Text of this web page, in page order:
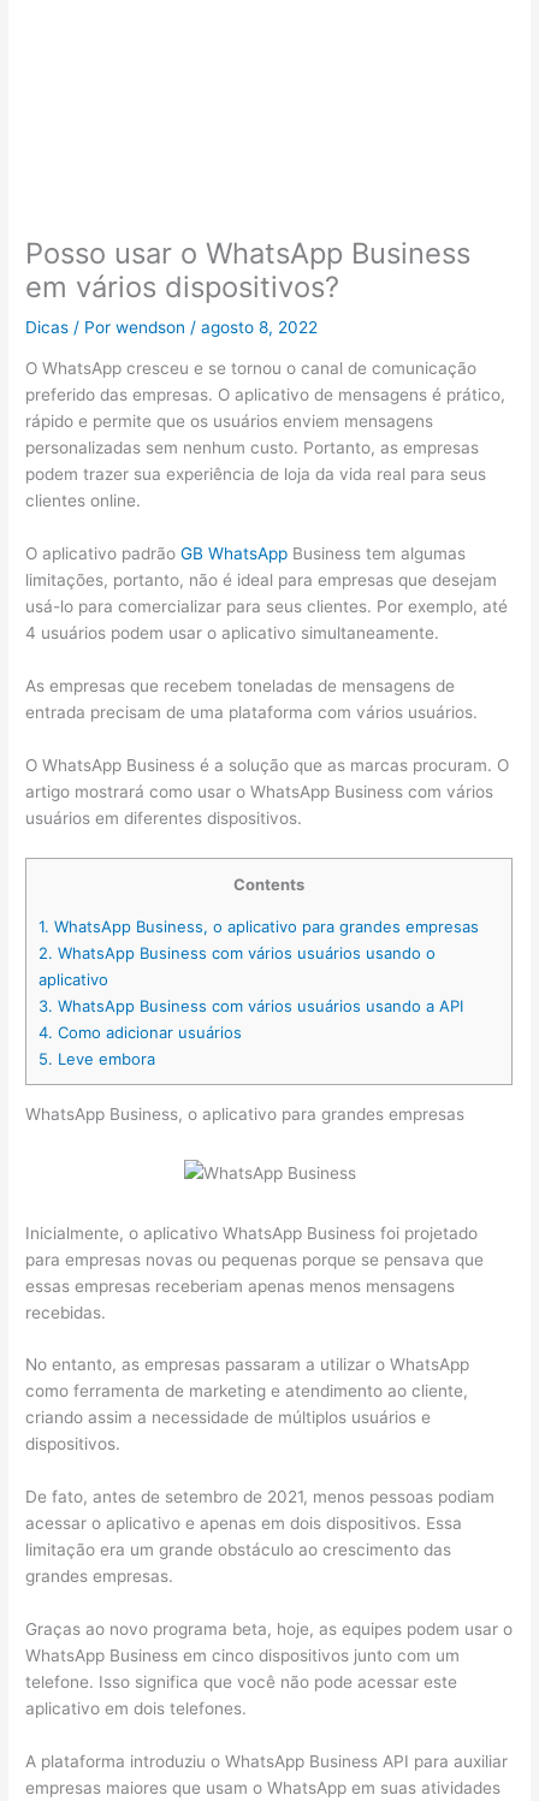
Posso usar o WhatsApp Business
em vários dispositivos?
Dicas / Porwendson /agosto 8, 2022
O WhatsApp cresceu e se tornou o canal de comunicação
preferido das empresas. O aplicativo de mensagens é prático,
rápido e permite que os usuários enviem mensagens
personalizadas sem nenhum custo. Portanto, as empresas
podem trazer sua experiência de loja da vida real para seus
clientes online.
O aplicativo padrãoGB WhatsApp Business tem algumas
limitações, portanto, não é ideal para empresas que desejam
usá-lo para comercializar para seus clientes. Por exemplo, até
4 usuários podem usar o aplicativo simultaneamente.
As empresas que recebem toneladas de mensagens de
entrada precisam de uma plataforma com vários usuários.
O WhatsApp Business é a solução que as marcas procuram. O
artigo mostrará como usar o WhatsApp Business com vários
usuários em diferentes dispositivos.
Contents
1. WhatsApp Business, o aplicativo para grandes empresas
2. WhatsApp Business com vários usuários usando o
aplicativo
3. WhatsApp Business com vários usuários usando a API
4. Como adicionar usuários
5. Leve embora
WhatsApp Business, o aplicativo para grandes empresas
Inicialmente, o aplicativo WhatsApp Business foi projetado
para empresas novas ou pequenas porque se pensava que
essas empresas receberiam apenas menos mensagens
recebidas.
No entanto, as empresas passaram a utilizar o WhatsApp
como ferramenta de marketing e atendimento ao cliente,
criando assim a necessidade de múltiplos usuários e
dispositivos.
De fato, antes de setembro de 2021, menos pessoas podiam
acessar o aplicativo e apenas em dois dispositivos. Essa
limitação era um grande obstáculo ao crescimento das
grandes empresas.
Graças ao novo programa beta, hoje, as equipes podem usar o
WhatsApp Business em cinco dispositivos junto com um
telefone. Isso significa que você não pode acessar este
aplicativo em dois telefones.
A plataforma introduziu o WhatsApp Business API para auxiliar
empresas maiores que usam o WhatsApp em suas atividades